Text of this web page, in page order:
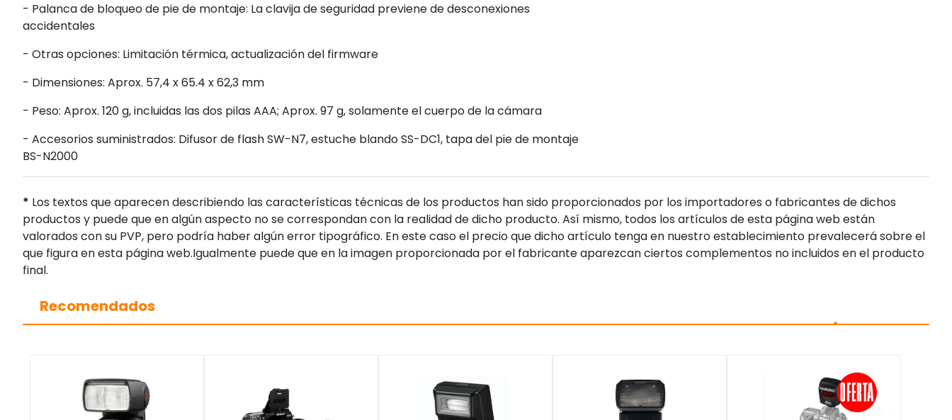
- Palanca de bloqueo de pie de montaje: La clavija de seguridad previene de desconexiones
accidentales
- Otras opciones: Limitación térmica, actualización del firmware
- Dimensiones: Aprox. 57,4 x 65.4 x 62,3 mm
- Peso: Aprox. 120 g, incluidas las dos pilas AAA; Aprox. 97 g, solamente el cuerpo de la cámara
- Accesorios suministrados: Difusor de flash SW-N7, estuche blando SS-DC1, tapa del pie de montaje
BS-N2000
* Los textos que aparecen describiendo las características técnicas de los productos han sido proporcionados por los importadores o fabricantes de dichos
productos y puede que en algún aspecto no se correspondan con la realidad de dicho producto. Así mismo, todos los artículos de esta página web están
valorados con su PVP, pero podría haber algún error tipográfico. En este caso el precio que dicho artículo tenga en nuestro establecimiento prevalecerá sobre el
que figura en esta página web.Igualmente puede que en la imagen proporcionada por el fabricante aparezcan ciertos complementos no incluidos en el producto
final.
Recomendados